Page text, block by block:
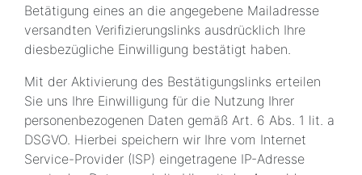
Betätigung eines an die angegebene Mailadresse
versandten Verifizierungslinks ausdrücklich Ihre
diesbezügliche Einwilligung bestätigt haben.
Mit der Aktivierung des Bestätigungslinks erteilen
Sie uns Ihre Einwilligung für die Nutzung Ihrer
personenbezogenen Daten gemäß Art. 6 Abs. 1 lit. a
DSGVO. Hierbei speichern wir Ihre vom Internet
Service-Provider (ISP) eingetragene IP-Adresse